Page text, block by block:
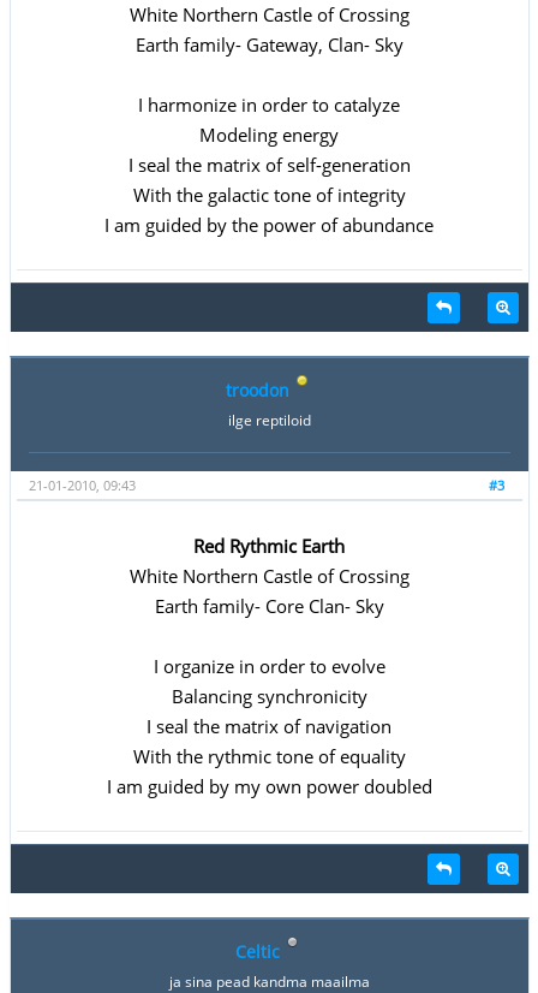
White Northern Castle of Crossing
Earth family- Gateway, Clan- Sky
I harmonize in order to catalyze
Modeling energy
I seal the matrix of self-generation
With the galactic tone of integrity
I am guided by the power of abundance
troodon
ilge reptiloid
#3
21-01-2010, 09:43
Red Rythmic Earth
White Northern Castle of Crossing
Earth family- Core Clan- Sky
I organize in order to evolve
Balancing synchronicity
I seal the matrix of navigation
With the rythmic tone of equality
I am guided by my own power doubled
Celtic
ja sina pead kandma maailma